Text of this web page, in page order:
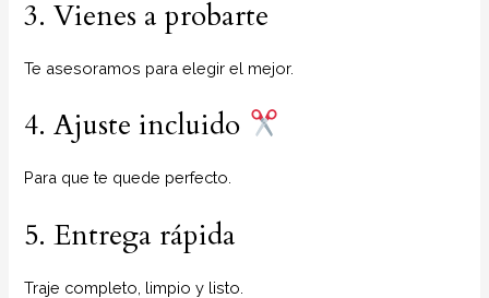
3. Vienes a probarte
Te asesoramos para elegir el mejor.
4. Ajuste incluido
Para que te quede perfecto.
5. Entrega rápida
Traje completo, limpio y listo.